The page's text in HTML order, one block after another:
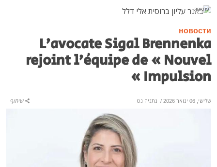
פרסומת
новости
L’avocate Sigal Brennenka
rejoint l’équipe de « Nouvel
Impulsion »
שלישי, 06 ינואר 2026 / נתניה נט שיתוף